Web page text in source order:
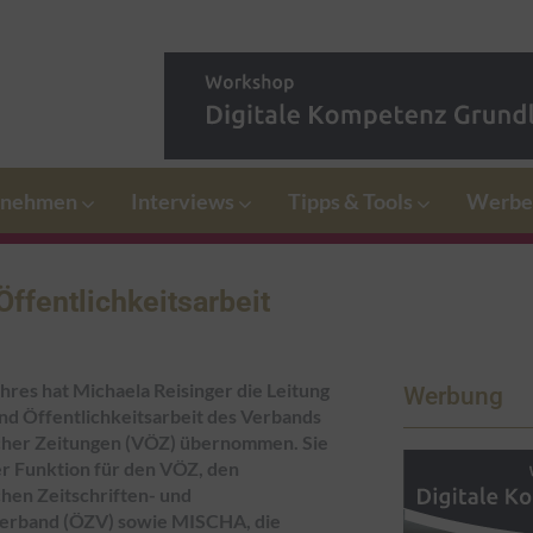
Interviews Tipps & Tools
hat Michaela Reisinger die Leitung
Öffentlichkeitsarbeit des Verbands
Zeitungen (VÖZ) übernommen. Sie
Funktion für den VÖZ, den
Zeitschriften- und
(ÖZV) sowie MISCHA, die
Werbung